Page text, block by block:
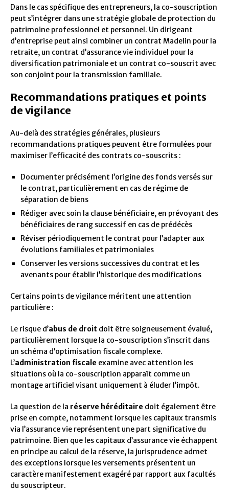
Dans le cas spécifique des entrepreneurs, la co-souscription
peut s’intégrer dans une stratégie globale de protection du
patrimoine professionnel et personnel. Un dirigeant
d’entreprise peut ainsi combiner un contrat Madelin pour la
retraite, un contrat d’assurance vie individuel pour la
diversification patrimoniale et un contrat co-souscrit avec
son conjoint pour la transmission familiale.
Recommandations pratiques et points
de vigilance
Au-delà des stratégies générales, plusieurs
recommandations pratiques peuvent être formulées pour
maximiser l’efficacité des contrats co-souscrits :
Documenter précisément l’origine des fonds versés sur
le contrat, particulièrement en cas de régime de
séparation de biens
Rédiger avec soin la clause bénéficiaire, en prévoyant des
bénéficiaires de rang successif en cas de prédécès
Réviser périodiquement le contrat pour l’adapter aux
évolutions familiales et patrimoniales
Conserver les versions successives du contrat et les
avenants pour établir l’historique des modifications
Certains points de vigilance méritent une attention
particulière :
Le risque d’abus de droit doit être soigneusement évalué,
particulièrement lorsque la co-souscription s’inscrit dans
un schéma d’optimisation fiscale complexe.
L’administration fiscale examine avec attention les
situations où la co-souscription apparaît comme un
montage artificiel visant uniquement à éluder l’impôt.
La question de la réserve héréditaire doit également être
prise en compte, notamment lorsque les capitaux transmis
via l’assurance vie représentent une part significative du
patrimoine. Bien que les capitaux d’assurance vie échappent
en principe au calcul de la réserve, la jurisprudence admet
des exceptions lorsque les versements présentent un
caractère manifestement exagéré par rapport aux facultés
du souscripteur.